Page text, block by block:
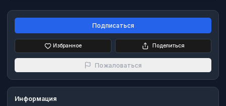
Подписаться
Избранное Поделиться
Пожаловаться
Информация